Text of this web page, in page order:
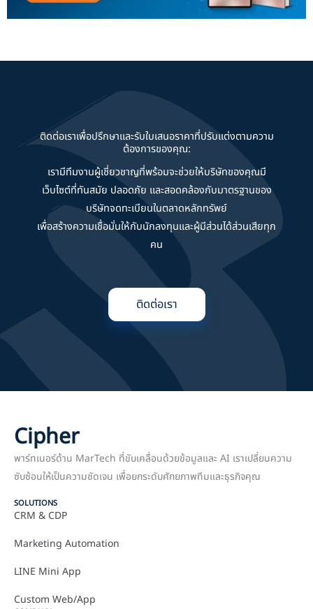
ติดต่อเราเพื่อปรึกษาและรับใบเสนอราคาที่ปรับแต่งตามความ
ต้องการของคุณ:
เรามีทีมงานผู้เชี่ยวชาญที่พร้อมจะช่วยให้บริษัทของคุณมี
เว็บไซต์ที่ทันสมัย ปลอดภัย และสอดคล้องกับมาตรฐานของ
บริษัทจดทะเบียนในตลาดหลักทรัพย์
เพื่อสร้างความเชื่อมั่นให้กับนักลงทุนและผู้มีส่วนได้ส่วนเสียทุก
คน
ติดต่อเรา
Cipher
พาร์ทเนอร์ด้าน MarTech ที่ขับเคลื่อนด้วยข้อมูลและ AI เราเปลี่ยนความ
ซับซ้อนให้เป็นความชัดเจน เพื่อยกระดับศักยภาพทีมและธุรกิจคุณ
SOLUTIONS
CRM & CDP
Marketing Automation
LINE Mini App
Custom Web/App